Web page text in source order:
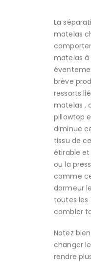
La
matelas
matelas à
brève
ressorts
matelas ,
pillowtop
diminue
tissu de
étirable et
ou la
comme
dormeur
toutes les
combler
Notez
changer
rendre